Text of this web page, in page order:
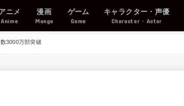
ニメ
Anime
漫画
Manga
ゲーム
Game
キャラクター・声優
Character・Actor
3000万部突破